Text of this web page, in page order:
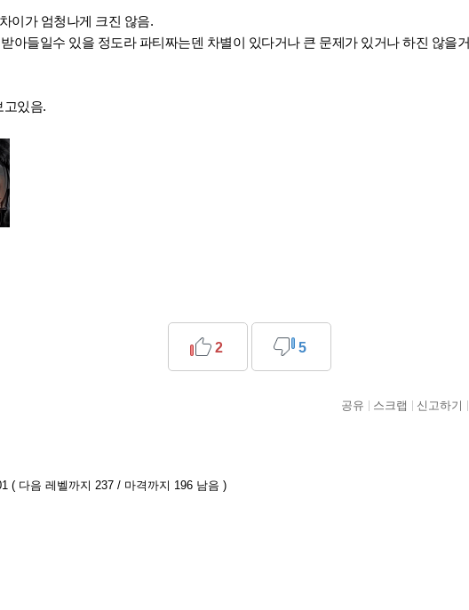
이가 엄청나게 크진 않음.
아들일수 있을 정도라 파티짜는덴 차별이 있다거나 큰 문제가 있거나 하진 않을
고있음.
2 5
공유 스크랩 신고하기
( 다음 레벨까지 237 / 마격까지 196 남음 )